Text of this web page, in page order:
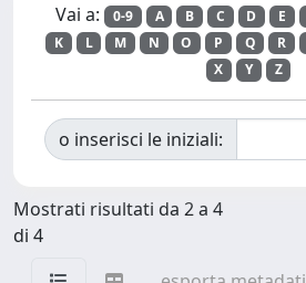
Vai a: 0-9 A B C D E
K
L M N O P Q R
X
Y Z
o inserisci le iniziali:
Mostrati risultati da 2 a 4
di 4